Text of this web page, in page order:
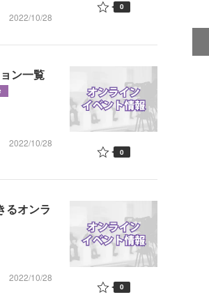
2022/10/28
0
ン一覧
2022/10/28
0
るオンラ
2022/10/28
0